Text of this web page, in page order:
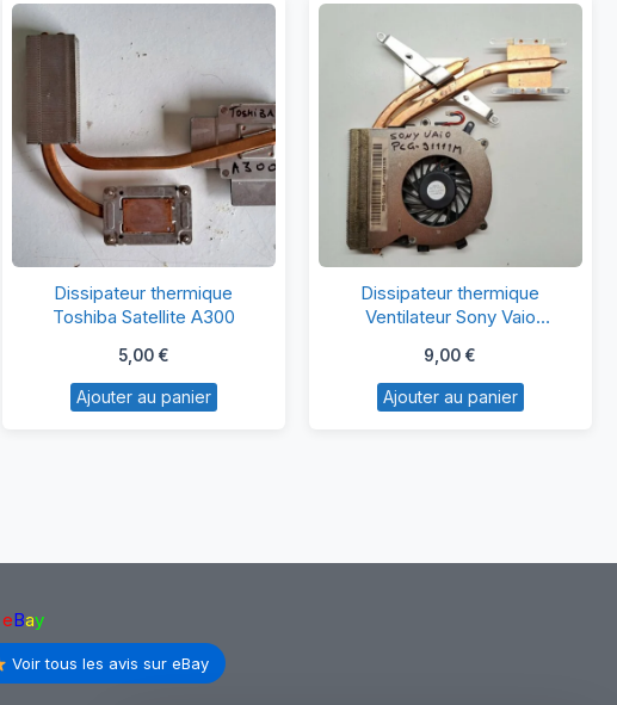
Dissipateur
thermique
Toshiba
A300
Dissipateur thermique
Toshiba Satellite A300
5,00 €
Ajouter au panier
Dissipateur
thermique
Ventilateur
Vaio
Dissipateur thermique
Ventilateur Sony Vaio
9,00 €
Ajouter au panier
eBay
Voir tous les avis sur eBay